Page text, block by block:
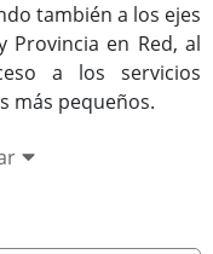
también a los ejes
Provincia en Red, al
a los servicios
más pequeños.